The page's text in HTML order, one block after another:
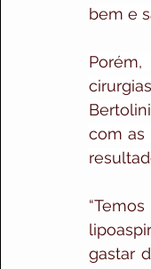
bem e
com as
gastar